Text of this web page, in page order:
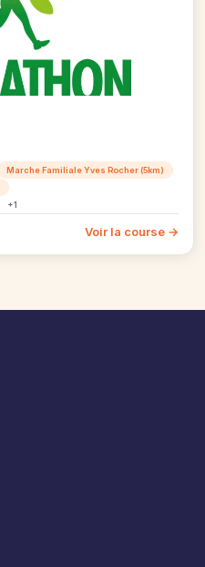
Marche Familiale Yves Rocher (5km)
+1
Voir la course →